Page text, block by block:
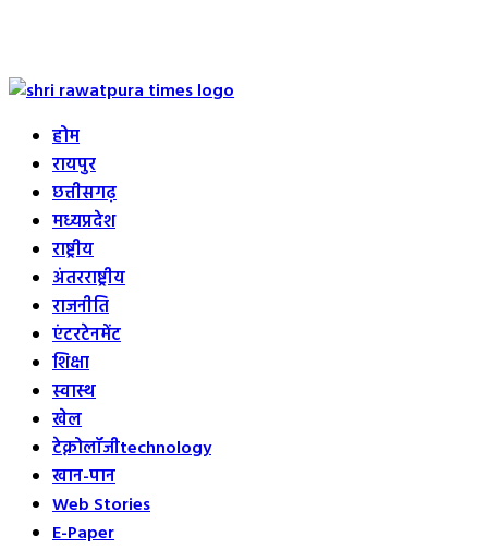
Primary
होम
रायपुर
छत्तीसगढ़
मध्यप्रदेश
राष्ट्रीय
अंतरराष्ट्रीय
राजनीति
एंटरटेनमेंट
शिक्षा
स्वास्थ
खेल
टेक्नोलॉजीtechnology
खान-पान
Web Stories
E-Paper